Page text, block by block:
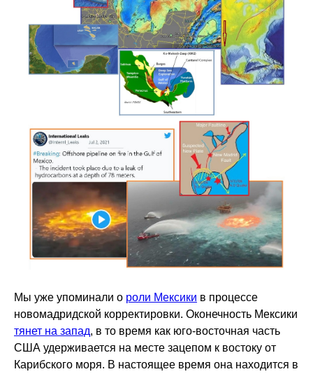
Мы уже упоминали о роли Мексики в процессе
новомадридской корректировки. Оконечность Мексики
тянет на запад, в то время как юго-восточная часть
США удерживается на месте зацепом к востоку от
Карибского моря. В настоящее время она находится в